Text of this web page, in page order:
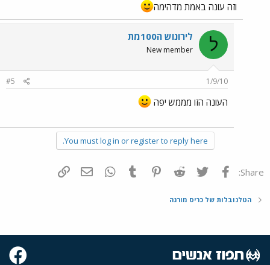
וזה עונה באמת מדהימה
ל לירונוש ה100מת
New member
1/9/10
#5
העונה הזו מממש יפה
You must log in or register to reply here.
Share: פייסבוק Twitter
Reddit
Pinterest
Tumblr
WhatsAppדואר אלקטרוני
הטלנובלות של כריס מורנה